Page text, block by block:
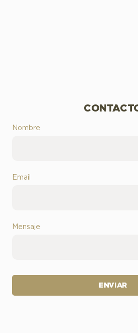
Nombre
Email
Mensaje
ENVIAR